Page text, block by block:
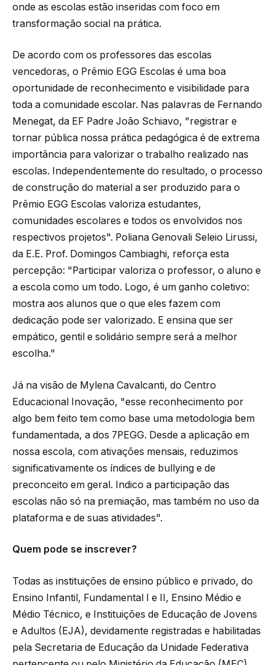
onde as escolas estão inseridas com foco em
transformação social na prática.
De acordo com os professores das escolas
vencedoras, o Prêmio EGG Escolas é uma boa
oportunidade de reconhecimento e visibilidade para
toda a comunidade escolar. Nas palavras de Fernando
Menegat, da EF Padre João Schiavo, "registrar e
tornar pública nossa prática pedagógica é de extrema
importância para valorizar o trabalho realizado nas
escolas. Independentemente do resultado, o processo
de construção do material a ser produzido para o
Prêmio EGG Escolas valoriza estudantes,
comunidades escolares e todos os envolvidos nos
respectivos projetos". Poliana Genovali Seleio Lirussi,
da E.E. Prof. Domingos Cambiaghi, reforça esta
percepção: "Participar valoriza o professor, o aluno e
a escola como um todo. Logo, é um ganho coletivo:
mostra aos alunos que o que eles fazem com
dedicação pode ser valorizado. E ensina que ser
empático, gentil e solidário sempre será a melhor
escolha."
Já na visão de Mylena Cavalcanti, do Centro
Educacional Inovação, "esse reconhecimento por
algo bem feito tem como base uma metodologia bem
fundamentada, a dos 7PEGG. Desde a aplicação em
nossa escola, com ativações mensais, reduzimos
significativamente os índices de bullying e de
preconceito em geral. Indico a participação das
escolas não só na premiação, mas também no uso da
plataforma e de suas atividades".
Quem pode se inscrever?
Todas as instituições de ensino público e privado, do
Ensino Infantil, Fundamental I e II, Ensino Médio e
Médio Técnico, e Instituições de Educação de Jovens
e Adultos (EJA), devidamente registradas e habilitadas
pela Secretaria de Educação da Unidade Federativa